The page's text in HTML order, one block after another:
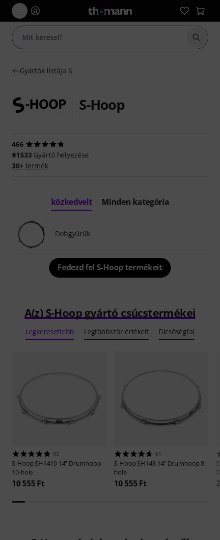
Gyártók listája S
S-Hoop
466
#1533Gyártó helyezése
30+termék
közkedvelt Minden kategória
Dobgyűrűk
Fedezd fel S-Hoop termékeit
A(z) S-Hoop gyártó csúcstermékei
Legkeresettebb Legtöbbször értékelt Dicsőségfal
93
S-Hoop SH1410 14" Drumhoop
10-hole
10 555 Ft
61
S-Hoop SH148 14" Drumhoop 8-
hole
10 555 Ft